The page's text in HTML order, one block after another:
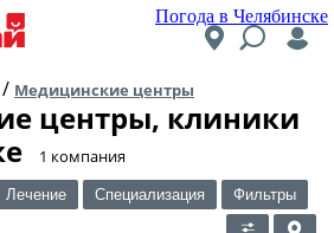
Погода в Челябинске
/ Медицинские центры
центры, клиники
​1 компания
Лечение Специализация Фильтры